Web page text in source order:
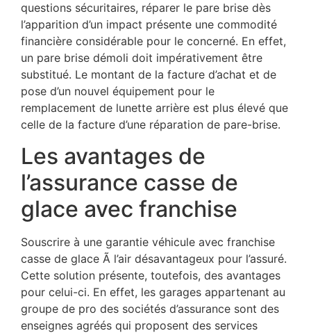
questions sécuritaires, réparer le pare brise dès
l’apparition d’un impact présente une commodité
financière considérable pour le concerné. En effet,
un pare brise démoli doit impérativement être
substitué. Le montant de la facture d’achat et de
pose d’un nouvel équipement pour le
remplacement de lunette arrière est plus élevé que
celle de la facture d’une réparation de pare-brise.
Les avantages de
l’assurance casse de
glace avec franchise
Souscrire à une garantie véhicule avec franchise
casse de glace Ã l’air désavantageux pour l’assuré.
Cette solution présente, toutefois, des avantages
pour celui-ci. En effet, les garages appartenant au
groupe de pro des sociétés d’assurance sont des
enseignes agréés qui proposent des services